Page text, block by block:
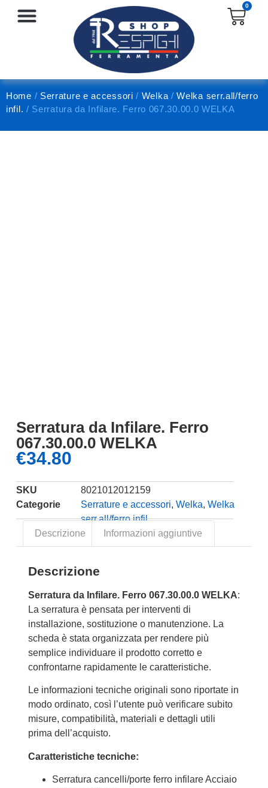
0
Home / Serrature e accessori / Welka /Welka serr.all/ferro
infil. / Serratura da Infilare. Ferro 067.30.00.0 WELKA
Serratura da Infilare. Ferro
067.30.00.0 WELKA
€34.80
SKU
8021012012159
Categorie
Serrature e accessori, Welka, Welka
serr.all/ferro infil.
Descrizione
Informazioni aggiuntive
Descrizione
Serratura da Infilare. Ferro 067.30.00.0 WELKA:
La serratura è pensata per interventi di
installazione, sostituzione o manutenzione. La
scheda è stata organizzata per rendere più
semplice individuare il prodotto corretto e
confrontarne rapidamente le caratteristiche.
Le informazioni tecniche originali sono riportate in
modo ordinato, così l’utente può verificare subito
misure, compatibilità, materiali e dettagli utili
prima dell’acquisto.
Caratteristiche tecniche:
Serratura cancelli/porte ferro infilare Acciaio